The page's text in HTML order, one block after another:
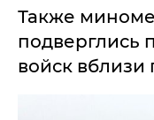
Также
подверглись
войск